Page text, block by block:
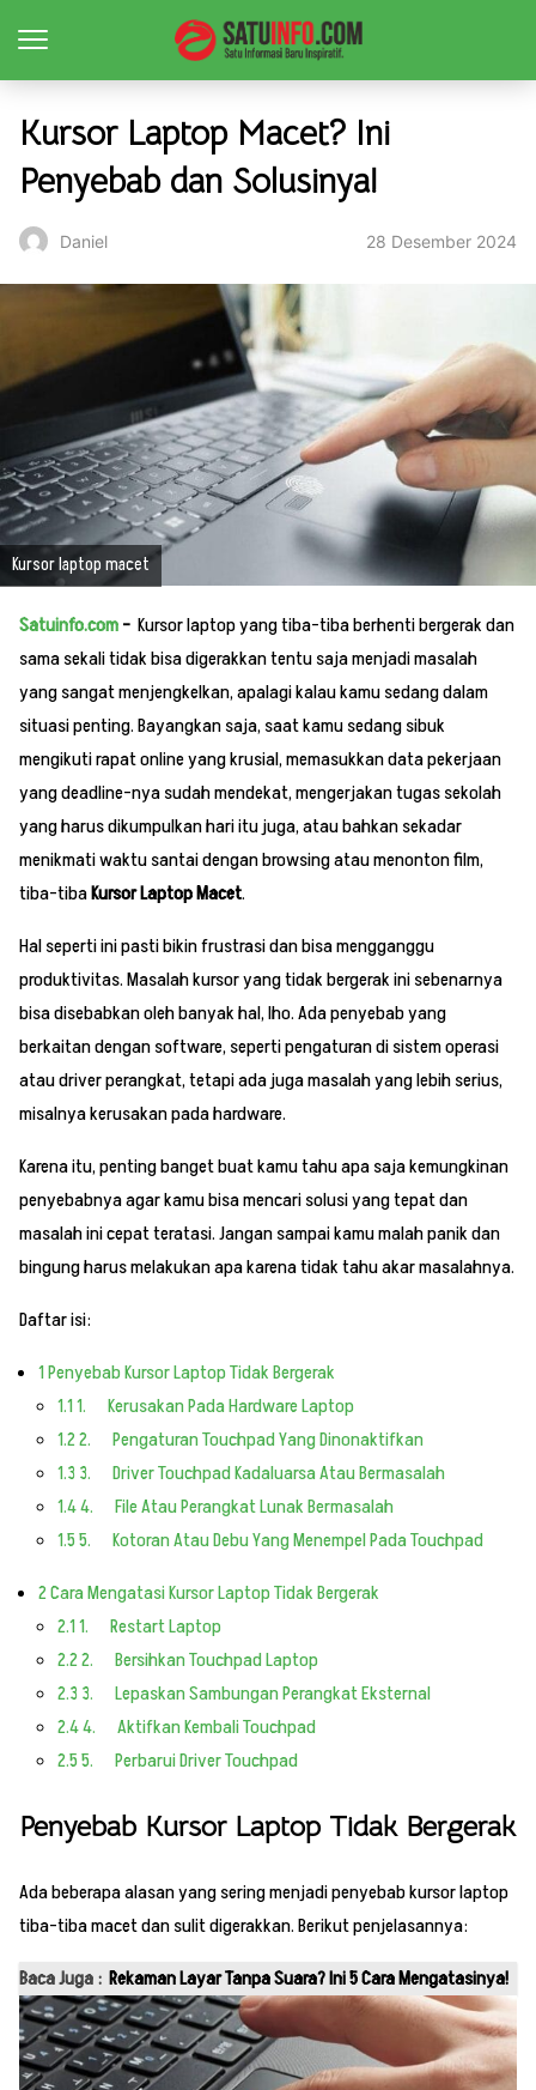
Kursor Laptop Macet? Ini
Penyebab dan Solusinya!
Daniel 28 Desember 2024
Kursor laptop macet
Satuinfo.com– Kursor laptop yang tiba-tiba berhenti bergerak dan
sama sekali tidak bisa digerakkan tentu saja menjadi masalah
yang sangat menjengkelkan, apalagi kalau kamu sedang dalam
situasi penting. Bayangkan saja, saat kamu sedang sibuk
mengikuti rapat online yang krusial, memasukkan data pekerjaan
yang deadline-nya sudah mendekat, mengerjakan tugas sekolah
yang harus dikumpulkan hari itu juga, atau bahkan sekadar
menikmati waktu santai dengan browsing atau menonton film,
tiba-tibaKursor Laptop Macet.
Hal seperti ini pasti bikin frustrasi dan bisa mengganggu
produktivitas. Masalah kursor yang tidak bergerak ini sebenarnya
bisa disebabkan oleh banyak hal, lho. Ada penyebab yang
berkaitan dengan software, seperti pengaturan di sistem operasi
atau driver perangkat, tetapi ada juga masalah yang lebih serius,
misalnya kerusakan pada hardware.
Karena itu, penting banget buat kamu tahu apa saja kemungkinan
penyebabnya agar kamu bisa mencari solusi yang tepat dan
masalah ini cepat teratasi. Jangan sampai kamu malah panik dan
bingung harus melakukan apa karena tidak tahu akar masalahnya.
Daftar isi:
1Penyebab Kursor Laptop Tidak Bergerak
1.11. Kerusakan Pada Hardware Laptop
1.22. Pengaturan Touchpad Yang Dinonaktifkan
1.3 3. Driver Touchpad Kadaluarsa Atau Bermasalah
1.44. File Atau Perangkat Lunak Bermasalah
1.55. Kotoran Atau Debu Yang Menempel Pada Touchpad
2Cara Mengatasi Kursor Laptop Tidak Bergerak
2.11. Restart Laptop
2.22. Bersihkan Touchpad Laptop
2.3 3. Lepaskan Sambungan Perangkat Eksternal
2.44. Aktifkan Kembali Touchpad
2.55. Perbarui Driver Touchpad
Penyebab Kursor Laptop Tidak Bergerak
Ada beberapa alasan yang sering menjadi penyebab kursor laptop
tiba-tiba macet dan sulit digerakkan. Berikut penjelasannya:
Baca Juga : Rekaman Layar Tanpa Suara? Ini 5 Cara Mengatasinya!